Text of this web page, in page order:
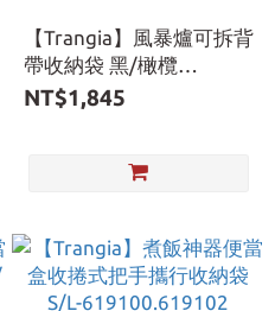
【Trangia】風暴爐可拆背
帶收納袋 黑/橄欖
綠-619251.619252
NT$1,845